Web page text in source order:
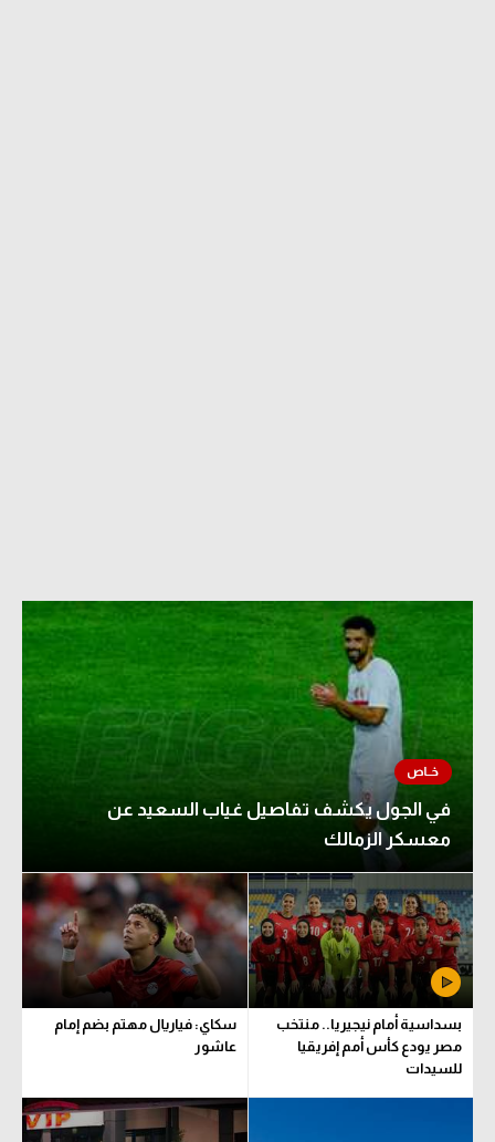
في الجول يكشف تفاصيل غياب السعيد عن
معسكر الزمالك
بسداسية أمام نيجيريا.. منتخب
مصر يودع كأس أمم إفريقيا
للسيدات
سكاي: فياريال مهتم بضم إمام
عاشور